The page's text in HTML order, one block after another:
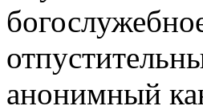
анонимный